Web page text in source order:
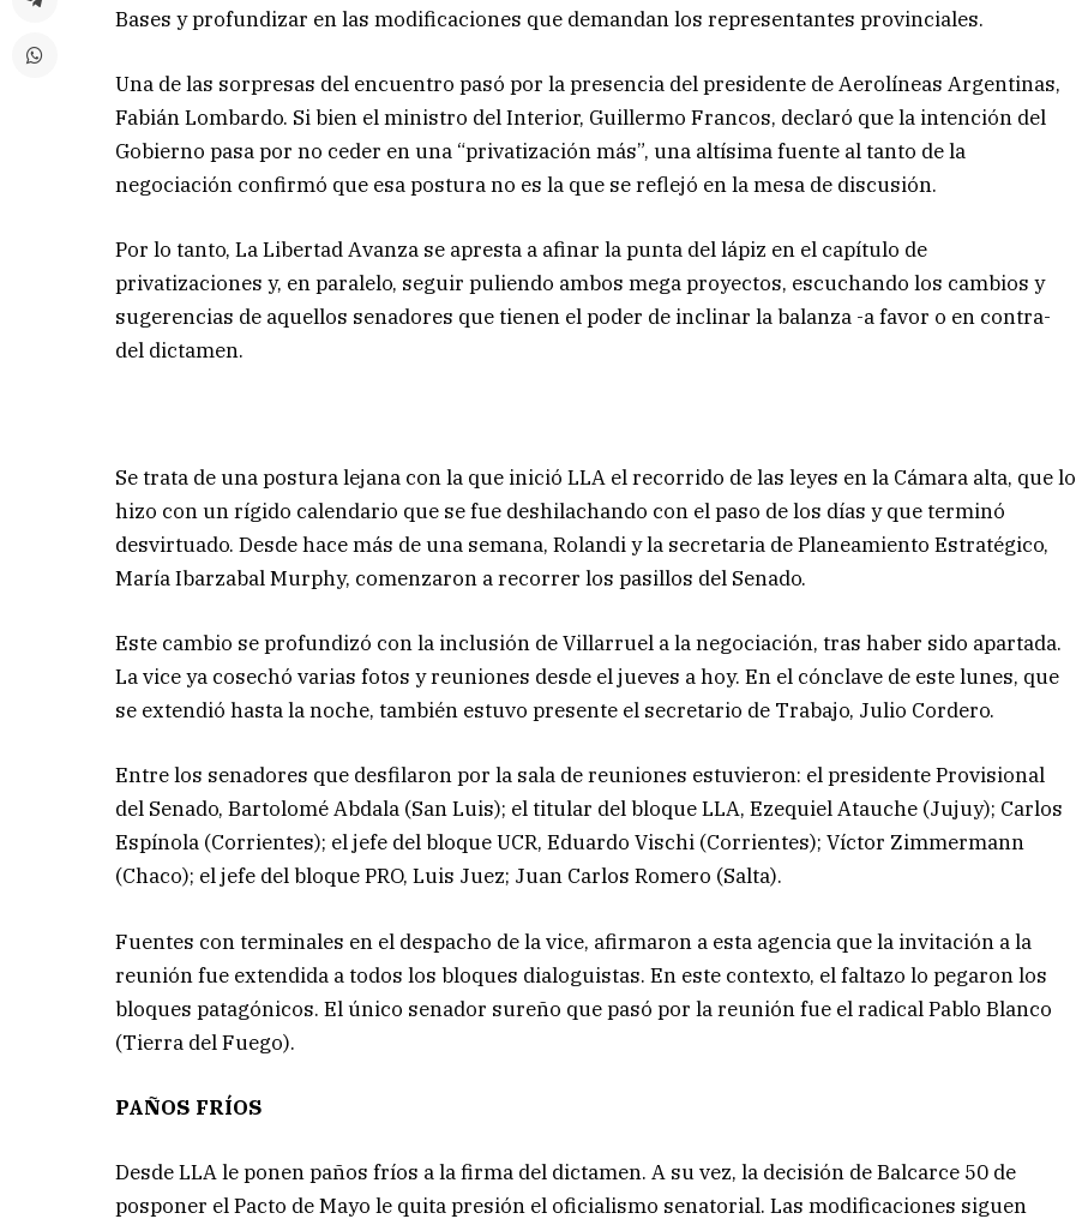
Bases y profundizar en las modificaciones que demandan los representantes provinciales.
Una de las sorpresas del encuentro pasó por la presencia del presidente de Aerolíneas Argentinas,
Fabián Lombardo. Si bien el ministro del Interior, Guillermo Francos, declaró que la intención del
Gobierno pasa por no ceder en una “privatización más”, una altísima fuente al tanto de la
negociación confirmó que esa postura no es la que se reflejó en la mesa de discusión.
Por lo tanto, La Libertad Avanza se apresta a afinar la punta del lápiz en el capítulo de
privatizaciones y, en paralelo, seguir puliendo ambos mega proyectos, escuchando los cambios y
sugerencias de aquellos senadores que tienen el poder de inclinar la balanza -a favor o en contra-
del dictamen.
Se trata de una postura lejana con la que inició LLA el recorrido de las leyes en la Cámara alta, que lo
hizo con un rígido calendario que se fue deshilachando con el paso de los días y que terminó
desvirtuado. Desde hace más de una semana, Rolandi y la secretaria de Planeamiento Estratégico,
María Ibarzabal Murphy, comenzaron a recorrer los pasillos del Senado.
Este cambio se profundizó con la inclusión de Villarruel a la negociación, tras haber sido apartada.
La vice ya cosechó varias fotos y reuniones desde el jueves a hoy. En el cónclave de este lunes, que
se extendió hasta la noche, también estuvo presente el secretario de Trabajo, Julio Cordero.
Entre los senadores que desfilaron por la sala de reuniones estuvieron: el presidente Provisional
del Senado, Bartolomé Abdala (San Luis); el titular del bloque LLA, Ezequiel Atauche (Jujuy); Carlos
Espínola (Corrientes); el jefe del bloque UCR, Eduardo Vischi (Corrientes); Víctor Zimmermann
(Chaco); el jefe del bloque PRO, Luis Juez; Juan Carlos Romero (Salta).
Fuentes con terminales en el despacho de la vice, afirmaron a esta agencia que la invitación a la
reunión fue extendida a todos los bloques dialoguistas. En este contexto, el faltazo lo pegaron los
bloques patagónicos. El único senador sureño que pasó por la reunión fue el radical Pablo Blanco
(Tierra del Fuego).
PAÑOS FRÍOS
Desde LLA le ponen paños fríos a la firma del dictamen. A su vez, la decisión de Balcarce 50 de
posponer el Pacto de Mayo le quita presión el oficialismo senatorial. Las modificaciones siguen